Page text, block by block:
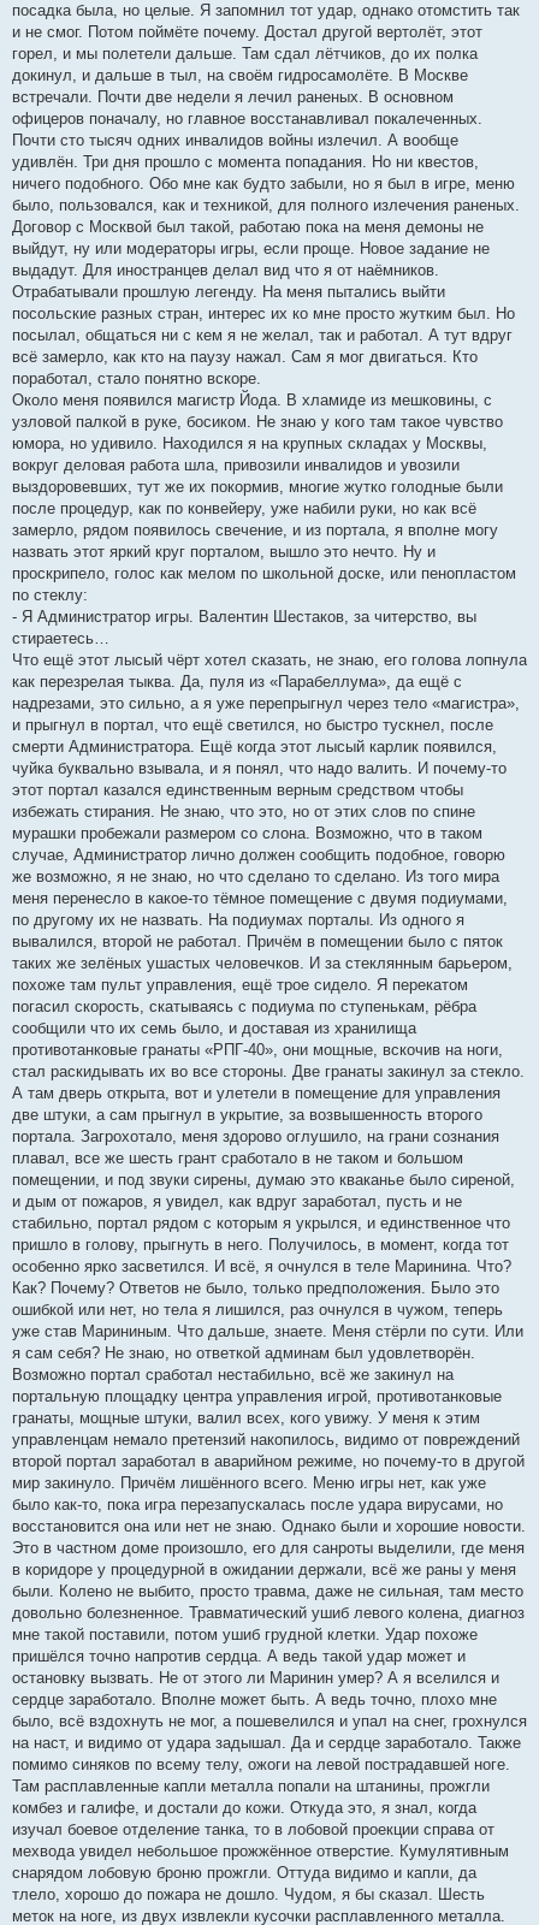
посадка была, но целые. Я запомнил тот удар, однако отомстить так
и не смог. Потом поймёте почему. Достал другой вертолёт, этот
горел, и мы полетели дальше. Там сдал лётчиков, до их полка
докинул, и дальше в тыл, на своём гидросамолёте. В Москве
встречали. Почти две недели я лечил раненых. В основном
офицеров поначалу, но главное восстанавливал покалеченных.
Почти сто тысяч одних инвалидов войны излечил. А вообще
удивлён. Три дня прошло с момента попадания. Но ни квестов,
ничего подобного. Обо мне как будто забыли, но я был в игре, меню
было, пользовался, как и техникой, для полного излечения раненых.
Договор с Москвой был такой, работаю пока на меня демоны не
выйдут, ну или модераторы игры, если проще. Новое задание не
выдадут. Для иностранцев делал вид что я от наёмников.
Отрабатывали прошлую легенду. На меня пытались выйти
посольские разных стран, интерес их ко мне просто жутким был. Но
посылал, общаться ни с кем я не желал, так и работал. А тут вдруг
всё замерло, как кто на паузу нажал. Сам я мог двигаться. Кто
поработал, стало понятно вскоре.
Около меня появился магистр Йода. В хламиде из мешковины, с
узловой палкой в руке, босиком. Не знаю у кого там такое чувство
юмора, но удивило. Находился я на крупных складах у Москвы,
вокруг деловая работа шла, привозили инвалидов и увозили
выздоровевших, тут же их покормив, многие жутко голодные были
после процедур, как по конвейеру, уже набили руки, но как всё
замерло, рядом появилось свечение, и из портала, я вполне могу
назвать этот яркий круг порталом, вышло это нечто. Ну и
проскрипело, голос как мелом по школьной доске, или пенопластом
по стеклу:
- Я Администратор игры. Валентин Шестаков, за читерство, вы
стираетесь…
Что ещё этот лысый чёрт хотел сказать, не знаю, его голова лопнула
как перезрелая тыква. Да, пуля из «Парабеллума», да ещё с
надрезами, это сильно, а я уже перепрыгнул через тело «магистра»,
и прыгнул в портал, что ещё светился, но быстро тускнел, после
смерти Администратора. Ещё когда этот лысый карлик появился,
чуйка буквально взывала, и я понял, что надо валить. И почему-то
этот портал казался единственным верным средством чтобы
избежать стирания. Не знаю, что это, но от этих слов по спине
мурашки пробежали размером со слона. Возможно, что в таком
случае, Администратор лично должен сообщить подобное, говорю
же возможно, я не знаю, но что сделано то сделано. Из того мира
меня перенесло в какое-то тёмное помещение с двумя подиумами,
по другому их не назвать. На подиумах порталы. Из одного я
вывалился, второй не работал. Причём в помещении было с пяток
таких же зелёных ушастых человечков. И за стеклянным барьером,
похоже там пульт управления, ещё трое сидело. Я перекатом
погасил скорость, скатываясь с подиума по ступенькам, рёбра
сообщили что их семь было, и доставая из хранилища
противотанковые гранаты «РПГ-40», они мощные, вскочив на ноги,
стал раскидывать их во все стороны. Две гранаты закинул за стекло.
А там дверь открыта, вот и улетели в помещение для управления
две штуки, а сам прыгнул в укрытие, за возвышенность второго
портала. Загрохотало, меня здорово оглушило, на грани сознания
плавал, все же шесть грант сработало в не таком и большом
помещении, и под звуки сирены, думаю это кваканье было сиреной,
и дым от пожаров, я увидел, как вдруг заработал, пусть и не
стабильно, портал рядом с которым я укрылся, и единственное что
пришло в голову, прыгнуть в него. Получилось, в момент, когда тот
особенно ярко засветился. И всё, я очнулся в теле Маринина. Что?
Как? Почему? Ответов не было, только предположения. Было это
ошибкой или нет, но тела я лишился, раз очнулся в чужом, теперь
уже став Марининым. Что дальше, знаете. Меня стёрли по сути. Или
я сам себя? Не знаю, но ответкой админам был удовлетворён.
Возможно портал сработал нестабильно, всё же закинул на
портальную площадку центра управления игрой, противотанковые
гранаты, мощные штуки, валил всех, кого увижу. У меня к этим
управленцам немало претензий накопилось, видимо от повреждений
второй портал заработал в аварийном режиме, но почему-то в другой
мир закинуло. Причём лишённого всего. Меню игры нет, как уже
было как-то, пока игра перезапускалась после удара вирусами, но
восстановится она или нет не знаю. Однако были и хорошие новости.
Это в частном доме произошло, его для санроты выделили, где меня
в коридоре у процедурной в ожидании держали, всё же раны у меня
были. Колено не выбито, просто травма, даже не сильная, там место
довольно болезненное. Травматический ушиб левого колена, диагноз
мне такой поставили, потом ушиб грудной клетки. Удар похоже
пришёлся точно напротив сердца. А ведь такой удар может и
остановку вызвать. Не от этого ли Маринин умер? А я вселился и
сердце заработало. Вполне может быть. А ведь точно, плохо мне
было, всё вздохнуть не мог, а пошевелился и упал на снег, грохнулся
на наст, и видимо от удара задышал. Да и сердце заработало. Также
помимо синяков по всему телу, ожоги на левой пострадавшей ноге.
Там расплавленные капли металла попали на штанины, прожгли
комбез и галифе, и достали до кожи. Откуда это, я знал, когда
изучал боевое отделение танка, то в лобовой проекции справа от
мехвода увидел небольшое прожжённое отверстие. Кумулятивным
снарядом лобовую броню прожгли. Оттуда видимо и капли, да
тлело, хорошо до пожара не дошло. Чудом, я бы сказал. Шесть
меток на ноге, из двух извлекли кусочки расплавленного металла.